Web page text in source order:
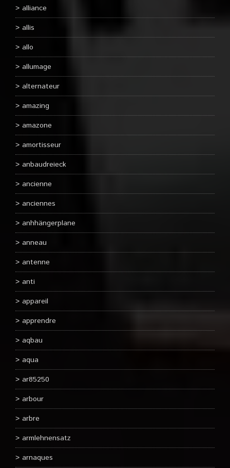
alliance
allis
allo
allumage
alternateur
amazing
amazone
amortisseur
anbaudreieck
ancienne
anciennes
anhhängerplane
anneau
antenne
anti
appareil
apprendre
aqbau
aqua
ar85250
arbour
arbre
armlehnensatz
arnaques